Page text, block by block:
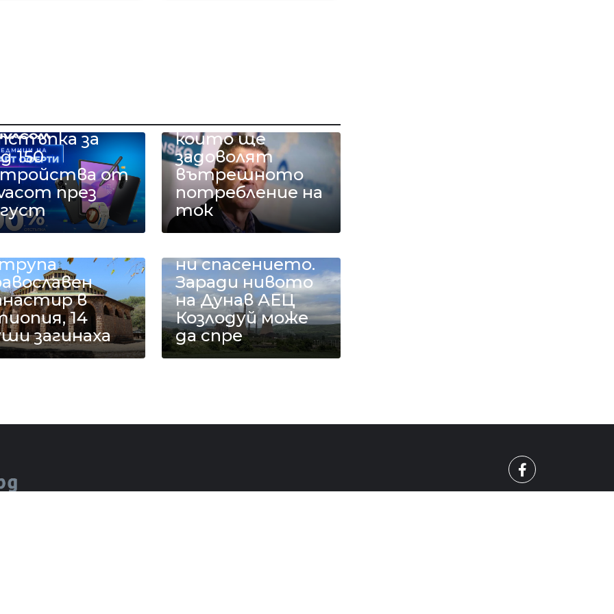
90%
за
150
от
през
централи,
които ще
задоволят
вътрешното
потребление на
ток
в
14
загинаха
ТЕЦ „Бобов дол“
ни спасението.
Заради нивото
на Дунав АЕЦ
Козлодуй може
да спре